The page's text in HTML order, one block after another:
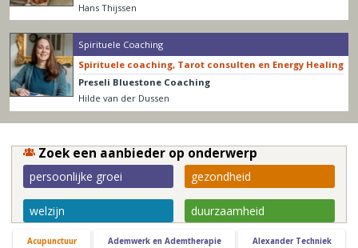
Hans Thijssen
Spirituele Coaching
Spirituele coaching, Tarot consulten en Energy Healing
Preseli Bluestone Coaching
Hilde van der Dussen
Zoek een aanbieder op onderwerp
persoonlijke groei gezondheid
welzijn duurzaamheid
Acupunctuur Ademwerk en Ademtherapie Alexander Techniek